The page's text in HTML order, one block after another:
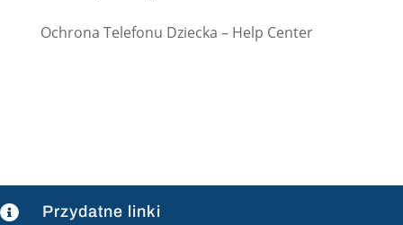
Ochrona Telefonu Dziecka – Help Center
 Przydatne linki